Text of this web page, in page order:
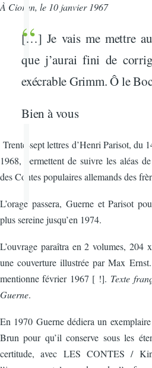
À Cioran, le 10 janvier 1967
[…] Je vais me mettre
que j’aurai fini de
exécrable Grimm. Ô le
Bien à vous
Trente-sept lettres d’Henri Parisot, du
1968, permettent de suivre les aléas
des Contes populaires allemands des
L’orage passera, Guerne et Parisot
plus sereine jusqu’en 1974.
L’ouvrage paraîtra en 2 volumes, 204
une couverture illustrée par Max
mentionne février 1967 [ !]. Texte
Guerne.
En 1970 Guerne dédiera un
Brun pour qu’il conserve sous les
certitude, avec LES CONTES /